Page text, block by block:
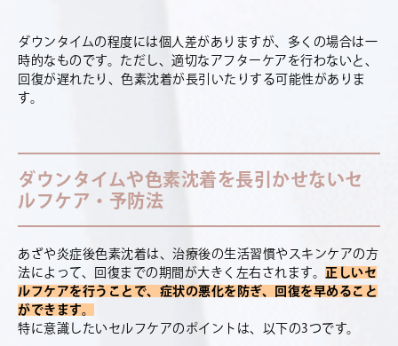
ダウンタイムの程度には個人差がありますが、多くの場合は一
時的なものです。ただし、適切なアフターケアを行わないと、
回復が遅れたり、色素沈着が長引いたりする可能性がありま
す。
ダウンタイムや色素沈着を長引かせないセ
ルフケア・予防法
あざや炎症後色素沈着は、治療後の生活習慣やスキンケアの方
法によって、回復までの期間が大きく左右されます。 正しいセ
ルフケアを行うことで、症状の悪化を防ぎ、回復を早めること
ができます。
特に意識したいセルフケアのポイントは、以下の3つです。